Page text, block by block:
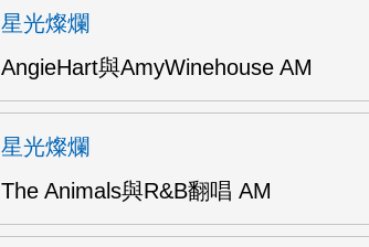
星光燦爛
AngieHart與AmyWinehouse AM
星光燦爛
The Animals與R&B翻唱 AM